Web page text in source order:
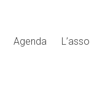
Agenda L’asso